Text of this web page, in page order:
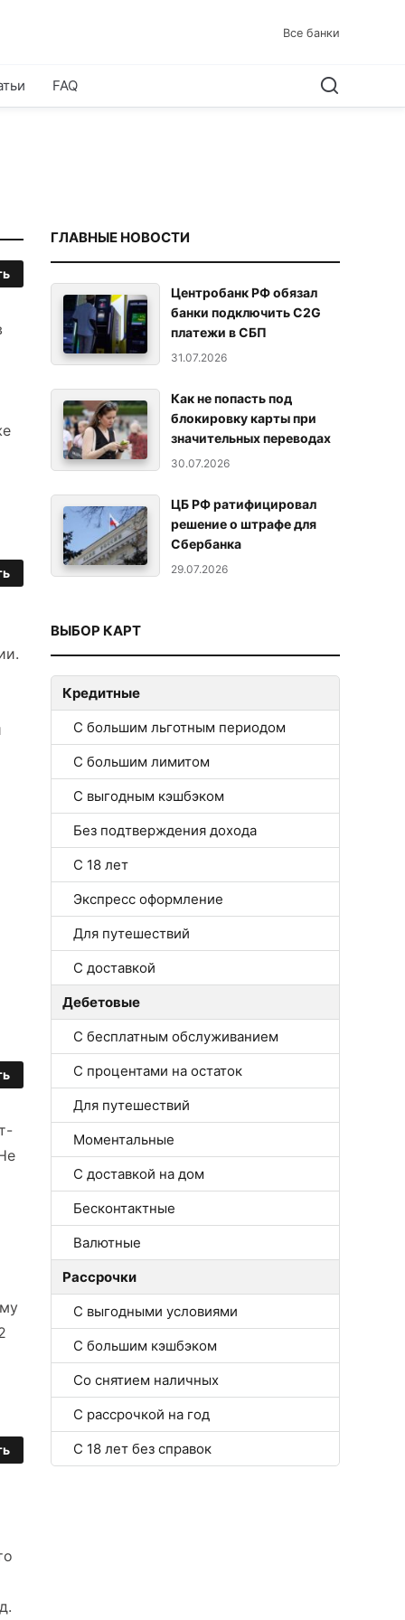
Все банки
FAQ
ГЛАВНЫЕ НОВОСТИ
Центробанк РФ обязал
банки подключить C2G
платежи в СБП
31.07.2026
Как не попасть под
блокировку карты при
значительных переводах
30.07.2026
ЦБ РФ ратифицировал
решение о штрафе для
Сбербанка
29.07.2026
ВЫБОР КАРТ
Кредитные
С большим льготным периодом
С большим лимитом
С выгодным кэшбэком
Без подтверждения дохода
С 18 лет
Экспресс оформление
Для путешествий
С доставкой
Дебетовые
С бесплатным обслуживанием
С процентами на остаток
Для путешествий
Моментальные
С доставкой на дом
Бесконтактные
Валютные
Рассрочки
С выгодными условиями
С большим кэшбэком
Со снятием наличных
С рассрочкой на год
С 18 лет без справок